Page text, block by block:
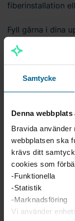
Samtycke
Denna
Bravida använder
webbplatsen ska
krävs ditt
cookies som
-Funktionella
-Statistik
-Marknadsföring
Vi använder
fiberinstallation
Fyll gärna i dina
Telefon
E-post